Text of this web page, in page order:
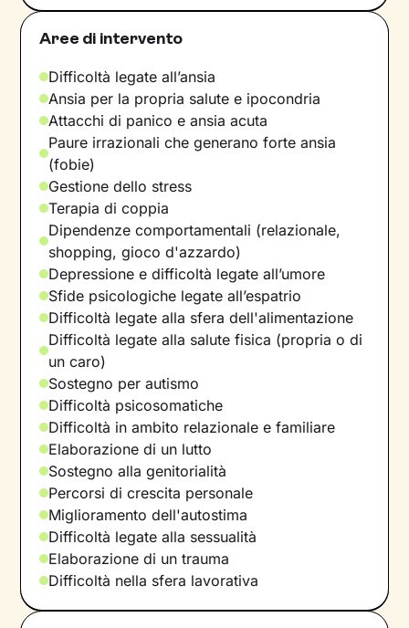
Aree di intervento
Difficoltà legate all’ansia
Ansia per la propria salute e ipocondria
Attacchi di panico e ansia acuta
Paure irrazionali che generano forte ansia
(fobie)
Gestione dello stress
Terapia di coppia
Dipendenze comportamentali (relazionale,
shopping, gioco d'azzardo)
Depressione e difficoltà legate all’umore
Sfide psicologiche legate all’espatrio
Difficoltà legate alla sfera dell'alimentazione
Difficoltà legate alla salute fisica (propria o di
un caro)
Sostegno per autismo
Difficoltà psicosomatiche
Difficoltà in ambito relazionale e familiare
Elaborazione di un lutto
Sostegno alla genitorialità
Percorsi di crescita personale
Miglioramento dell'autostima
Difficoltà legate alla sessualità
Elaborazione di un trauma
Difficoltà nella sfera lavorativa